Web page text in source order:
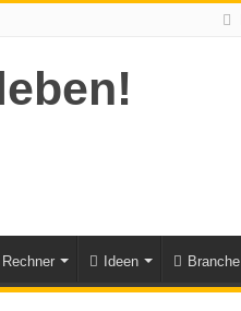
Rechner Ideen Branche